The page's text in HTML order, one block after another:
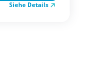
Siehe Details